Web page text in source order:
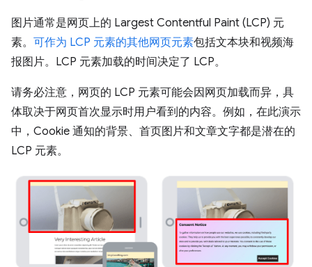
图片通常是网页上的 Largest Contentful Paint (LCP) 元
素。 可作为 LCP 元素的其他网页元素包括文本块和视频海
报图片。LCP 元素加载的时间决定了 LCP。
请务必注意，网页的 LCP 元素可能会因网页加载而异，具
体取决于网页首次显示时用户看到的内容。例如，在此演示
中，Cookie 通知的背景、首页图片和文章文字都是潜在的
LCP 元素。